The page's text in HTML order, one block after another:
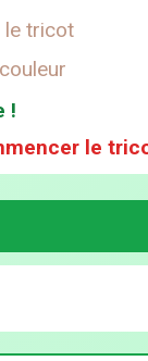
le tricot
!
le